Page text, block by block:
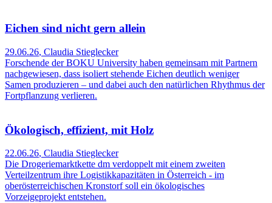
Eichen sind nicht gern allein
29.06.26, Claudia Stieglecker
Forschende der BOKU University haben gemeinsam mit Partnern
nachgewiesen, dass isoliert stehende Eichen deutlich weniger
Samen produzieren – und dabei auch den natürlichen Rhythmus der
Fortpflanzung verlieren.
Ökologisch, effizient, mit Holz
22.06.26, Claudia Stieglecker
Die Drogeriemarktkette dm verdoppelt mit einem zweiten
Verteilzentrum ihre Logistikkapazitäten in Österreich - im
oberösterreichischen Kronstorf soll ein ökologisches
Vorzeigeprojekt entstehen.